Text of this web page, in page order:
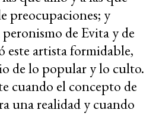
preocupaciones; y
de Evita y de
este artista formidable,
de lo popular y lo culto.
cuando el concepto de
una realidad y cuando